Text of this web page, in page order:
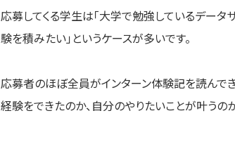
応募してくる学生は「大学で勉強しているデータ
験を積みたい」というケースが多いです。
応募者のほぼ全員がインターン体験記を読んで
経験をできたのか、自分のやりたいことが叶うの